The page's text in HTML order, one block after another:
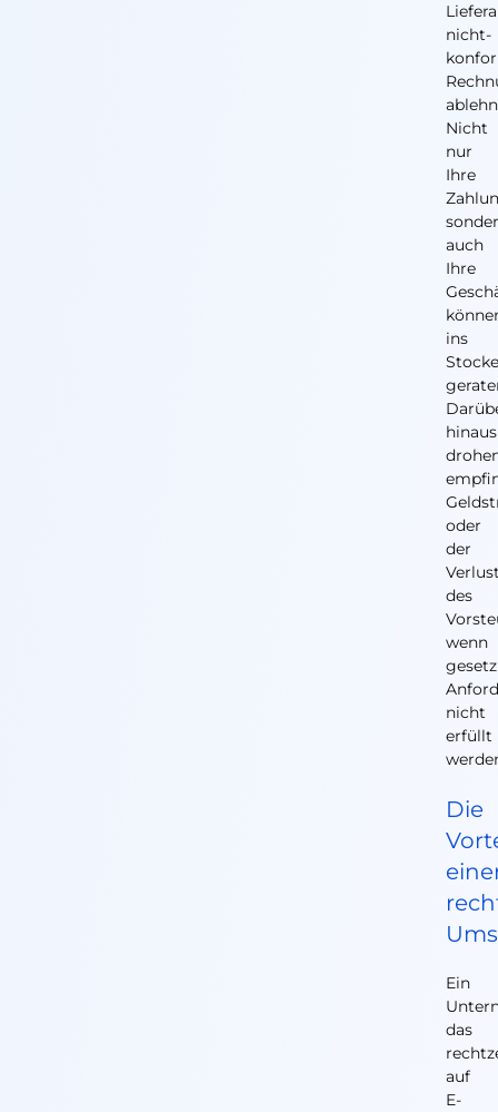
nicht-
Nicht
nur
Ihre
auch
Ihre
ins
hinaus
oder
der
des
wenn
nicht
erfüllt
Die
Ein
das
auf
E-